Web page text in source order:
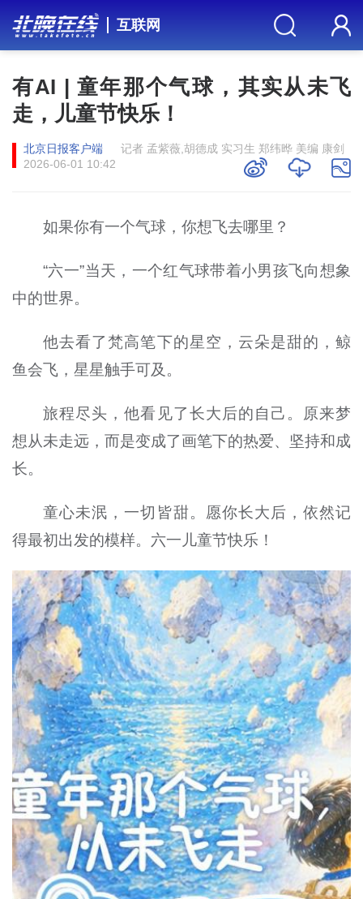
互联网
有AI | 童年那个气球，其实从未飞
走，儿童节快乐！
北京日报客户端
记者 孟紫薇,胡德成 实习生 郑纬晔 美编 康剑
2026-06-01 10:42
如果你有一个气球，你想飞去哪里？
“六一”当天，一个红气球带着小男孩飞向想象
中的世界。
他去看了梵高笔下的星空，云朵是甜的，鲸
鱼会飞，星星触手可及。
旅程尽头，他看见了长大后的自己。原来梦
想从未走远，而是变成了画笔下的热爱、坚持和成
长。
童心未泯，一切皆甜。愿你长大后，依然记
得最初出发的模样。六一儿童节快乐！